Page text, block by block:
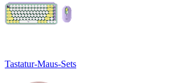
Tastatur-Maus-Sets